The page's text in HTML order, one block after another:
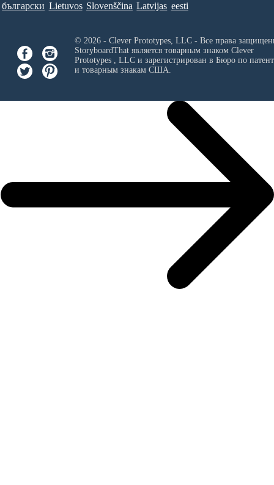
български Lietuvos Slovenščina Latvijas eesti
© 2026 - Clever Prototypes, LLC - Все права
StoryboardThat является товарным знаком Clever
Prototypes , LLCи зарегистрирован в Бюро по
и товарным знакам США.